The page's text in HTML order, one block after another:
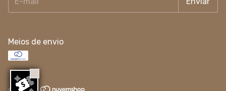
Meios de envio